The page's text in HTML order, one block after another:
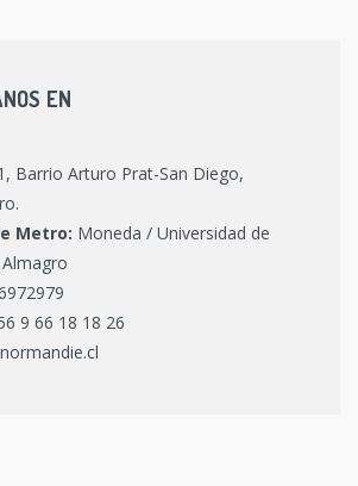
EN
Barrio Arturo Prat-San Diego,
Metro: Moneda / Universidad de
9 66 18 18 26